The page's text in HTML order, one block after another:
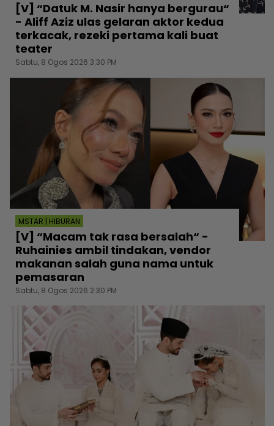
[V] “Datuk M. Nasir hanya bergurau“
- Aliff Aziz ulas gelaran aktor kedua
terkacak, rezeki pertama kali buat
teater
Sabtu, 8 Ogos 2026 3:30 PM
MSTAR | HIBURAN
[V] “Macam tak rasa bersalah“ -
Ruhainies ambil tindakan, vendor
makanan salah guna nama untuk
pemasaran
Sabtu, 8 Ogos 2026 2:30 PM